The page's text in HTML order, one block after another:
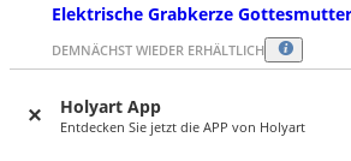
Holyart App
Entdecken Sie jetzt die APP von Holyart
Elektrische Grabkerze
DEMNÄCHST WIEDER ERHÄLTLICH
€ 14,90